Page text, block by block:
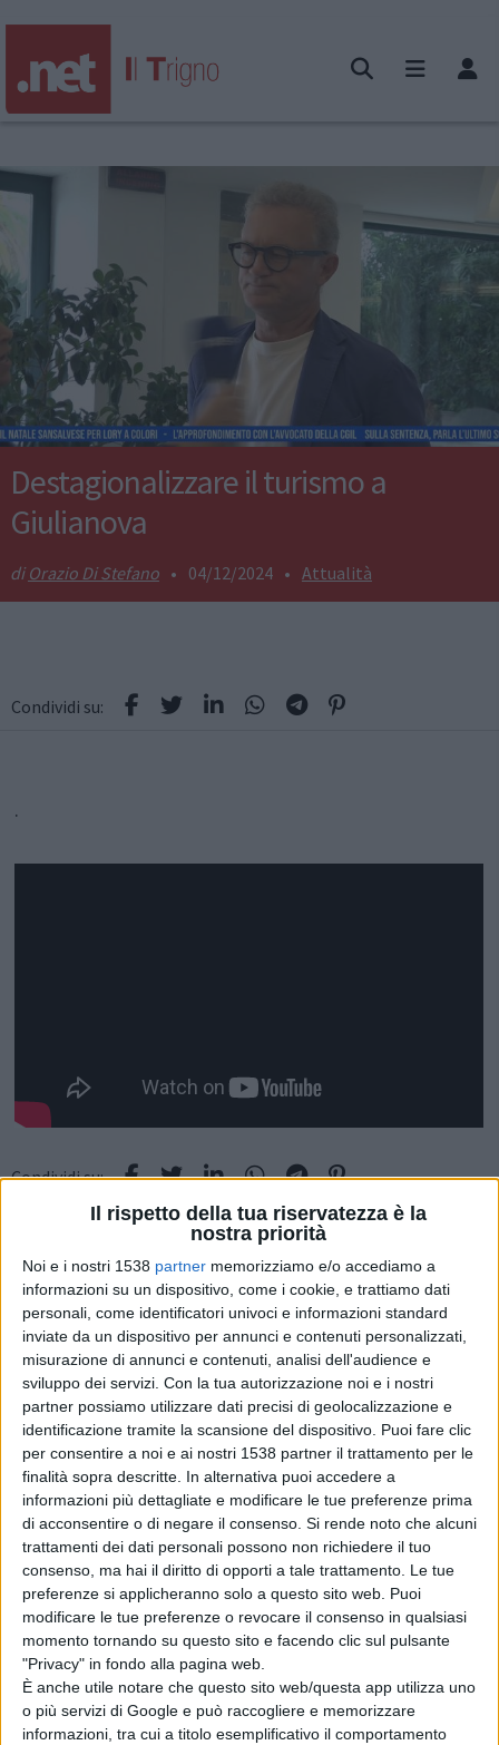
Il rispetto della tua riservatezza è la
nostra priorità
Noi e i nostri 1538 partner memorizziamo e/o accediamo a
informazioni su un dispositivo, come i cookie, e trattiamo dati
personali, come identificatori univoci e informazioni standard
inviate da un dispositivo per annunci e contenuti personalizzati,
misurazione di annunci e contenuti, analisi dell'audience e
sviluppo dei servizi. Con la tua autorizzazione noi e i nostri
partner possiamo utilizzare dati precisi di geolocalizzazione e
identificazione tramite la scansione del dispositivo. Puoi fare clic
per consentire a noi e ai nostri 1538 partner il trattamento per le
finalità sopra descritte. In alternativa puoi accedere a
informazioni più dettagliate e modificare le tue preferenze prima
di acconsentire o di negare il consenso. Si rende noto che alcuni
trattamenti dei dati personali possono non richiedere il tuo
consenso, ma hai il diritto di opporti a tale trattamento. Le tue
preferenze si applicheranno solo a questo sito web. Puoi
modificare le tue preferenze o revocare il consenso in qualsiasi
momento tornando su questo sito e facendo clic sul pulsante
"Privacy" in fondo alla pagina web.
È anche utile notare che questo sito web/questa app utilizza uno
o più servizi di Google e può raccogliere e memorizzare
informazioni, tra cui a titolo esemplificativo il comportamento
Destagionalizzare il turismo a
Giulianova
Orazio Di Stefano • 04/12/2024 • Attualità
Condividi su:
.
Condividi su:
Articolo successivo
Buoni natalizi per famiglie in difficoltà a Pescara